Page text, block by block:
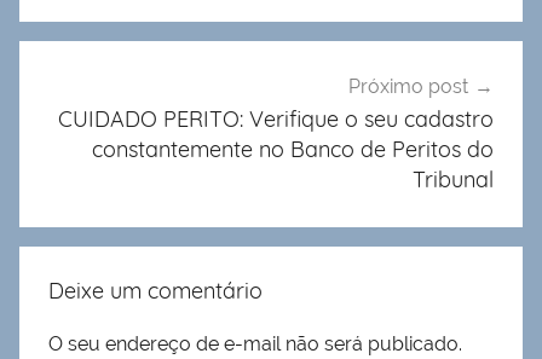
Próximo post
CUIDADO PERITO: Verifique o seu cadastro
constantemente no Banco de Peritos do
Tribunal
Deixe um comentário
O seu endereço de e-mail não será publicado.